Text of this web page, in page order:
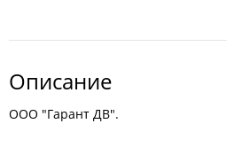
Описание
ООО "Гарант ДВ".